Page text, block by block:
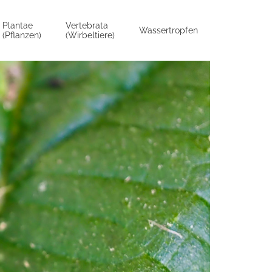
Plantae
(Pflanzen)
Vertebrata
(Wirbeltiere)
Wassertropfen